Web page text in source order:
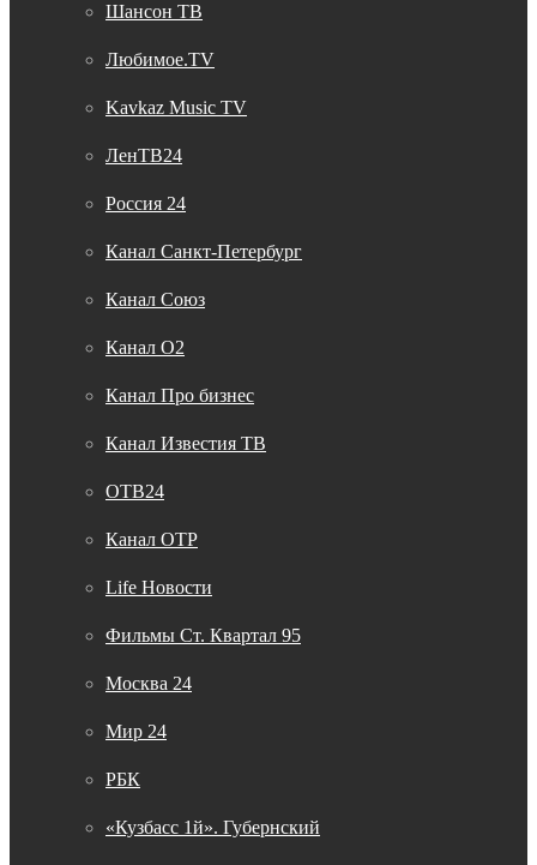
Шансон ТВ
Любимое.TV
Kavkaz Music TV
ЛенТВ24
Россия 24
Канал Санкт-Петербург
Канал Союз
Канал O2
Канал Про бизнес
Канал Известия ТВ
ОТВ24
Канал ОТР
Life Новости
Фильмы Ст. Квартал 95
Москва 24
Мир 24
РБК
«Кузбасс 1й». Губернский